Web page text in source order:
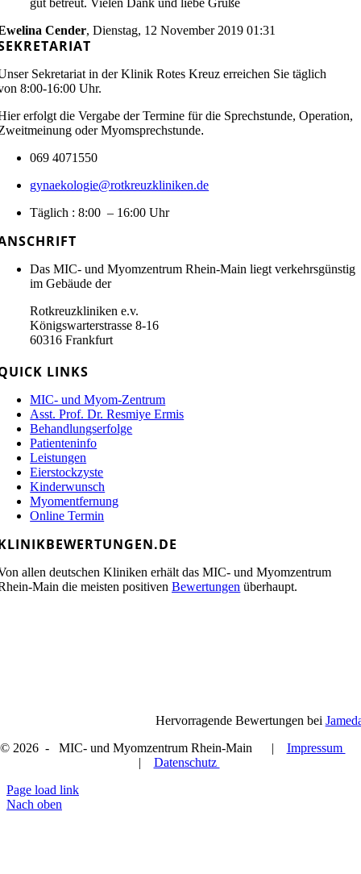
Cender,Dienstag, 12 November 2019 01:31
Sekretariat in der Klinik Rotes Kreuz erreichen Sie täglich
8:00-16:00 Uhr.
erfolgt die Vergabe der Termine für die Sprechstunde, Operation,
oder Myomsprechstunde.
069 4071550
gynaekologie@rotkreuzkliniken.de
Täglich : 8:00 – 16:00 Uhr
Das MIC- und Myomzentrum Rhein-Main liegt verkehrsgünstig
im Gebäude der
Rotkreuzkliniken e.v.
Königswarterstrasse 8-16
60316 Frankfurt
LINKS
MIC- und Myom-Zentrum
Asst. Prof. Dr. Resmiye Ermis
Behandlungserfolge
Patienteninfo
Leistungen
Eierstockzyste
Kinderwunsch
Myomentfernung
Online Termin
allen deutschen Kliniken erhält das MIC- und Myomzentrum
Main die meisten positivenBewertungen überhaupt.
Hervorragende Bewertungen bei
© 2026 - MIC- und Myomzentrum Rhein-Main | Impressum
| Datenschutz
Page load link
Nach oben